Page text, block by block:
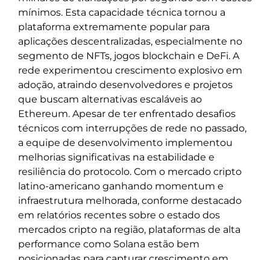
mínimos. Esta capacidade técnica tornou a
plataforma extremamente popular para
aplicações descentralizadas, especialmente no
segmento de NFTs, jogos blockchain e DeFi. A
rede experimentou crescimento explosivo em
adoção, atraindo desenvolvedores e projetos
que buscam alternativas escaláveis ao
Ethereum. Apesar de ter enfrentado desafios
técnicos com interrupções de rede no passado,
a equipe de desenvolvimento implementou
melhorias significativas na estabilidade e
resiliência do protocolo. Com o mercado cripto
latino-americano ganhando momentum e
infraestrutura melhorada, conforme destacado
em relatórios recentes sobre o estado dos
mercados cripto na região, plataformas de alta
performance como Solana estão bem